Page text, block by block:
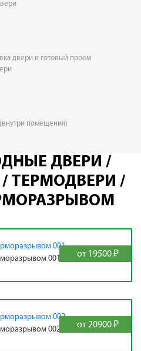
двери в готовый проем
помещения)
ДВЕРИ /
ТЕРМОДВЕРИ /
от 19500 ₽
001
от 20900 ₽
002